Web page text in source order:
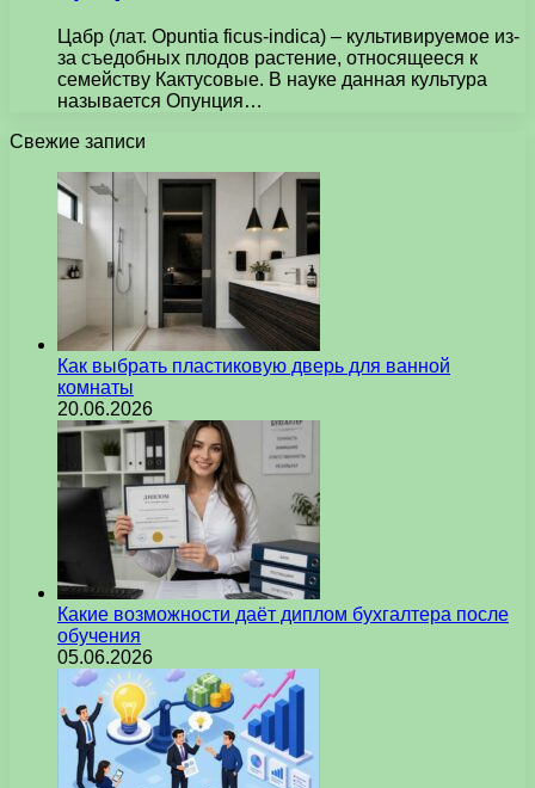
Цабр (лат. Opuntia ficus-indica) – культивируемое из-
за съедобных плодов растение, относящееся к
семейству Кактусовые. В науке данная культура
называется Опунция…
Свежие записи
Как выбрать пластиковую дверь для ванной
комнаты
20.06.2026
Какие возможности даёт диплом бухгалтера после
обучения
05.06.2026